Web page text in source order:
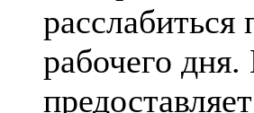
расслабиться
рабочего